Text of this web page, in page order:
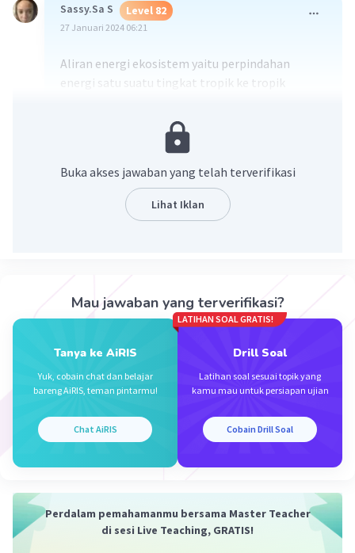
Sassy.Sa S Level 82
27 Januari 2024 06:21
Aliran energi ekosistem yaitu perpindahan
energi satu suatu tingkat tropik ke tropik
makanan atau piramida biomassa.
Buka akses jawaban yang telah terverifikasi
Lihat Iklan
Mau jawaban yang terverifikasi?
Tanya ke AiRIS
Yuk, cobain chat dan belajar
bareng AiRIS, teman pintarmu!
Chat AiRIS
LATIHAN SOAL GRATIS!
Drill Soal
Latihan soal sesuai topik yang
kamu mau untuk persiapan ujian
Cobain Drill Soal
Perdalam pemahamanmu bersama Master Teacher
di sesi Live Teaching, GRATIS!